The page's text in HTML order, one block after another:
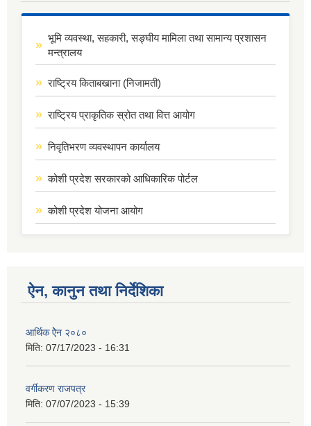
भूमि व्यवस्था, सहकारी, सङ्घीय मामिला तथा सामान्य प्रशासन
मन्त्रालय
राष्ट्रिय किताबखाना (निजामती)
राष्ट्रिय प्राकृतिक स्रोत तथा वित्त आयोग
निवृतिभरण व्यवस्थापन कार्यालय
कोशी प्रदेश सरकारको आधिकारिक पोर्टल
कोशी प्रदेश योजना आयोग
ऐन, कानुन तथा निर्देशिका
आर्थिक ऐेन २०८०
मिति: 07/17/2023 - 16:31
वर्गीकरण राजपत्र
मिति: 07/07/2023 - 15:39